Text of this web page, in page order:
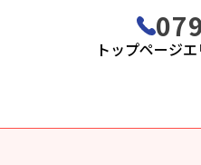
トップページ